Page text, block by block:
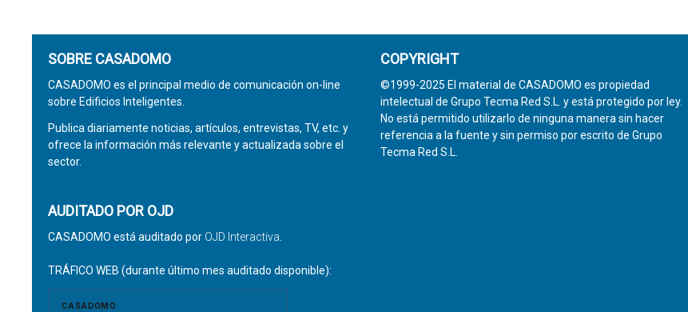
SOBRE CASADOMO
CASADOMO es el principal medio de comunicación on-line
sobre Edificios Inteligentes.
Publica diariamente noticias, artículos, entrevistas, TV, etc. y
ofrece la información más relevante y actualizada sobre el
sector.
AUDITADO POR OJD
CASADOMO está auditado por OJD Interactiva
TRÁFICO WEB (durante último mes auditado disponible):
COPYRIGHT
©1999-2025 El material de CASADOMO es propiedad
intelectual de Grupo Tecma Red S.L. y está protegido por ley.
No está permitido utilizarlo de ninguna manera sin hacer
referencia a la fuente y sin permiso por escrito de Grupo
Tecma Red S.L.